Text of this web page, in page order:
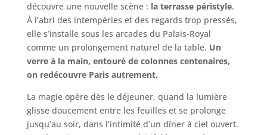
découvre une nouvelle scène : la terrasse péristyle.
À l’abri des intempéries et des regards trop pressés,
elle s’installe sous les arcades du Palais-Royal
comme un prolongement naturel de la table. Un
verre à la main, entouré de colonnes centenaires,
on redécouvre Paris autrement.
La magie opère dès le déjeuner, quand la lumière
glisse doucement entre les feuilles et se prolonge
jusqu’au soir, dans l’intimité d’un dîner à ciel ouvert.